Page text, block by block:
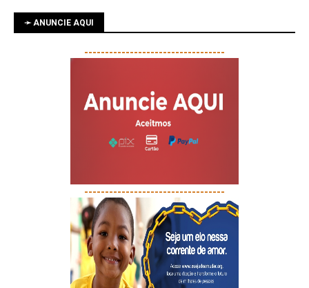
➛ ANUNCIE AQUI
----------------------------------
----------------------------------